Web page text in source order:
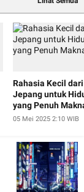
Rahasia Kecil dari
Jepang untuk
yang Penuh
05 Mei 2025 2:10 WIB